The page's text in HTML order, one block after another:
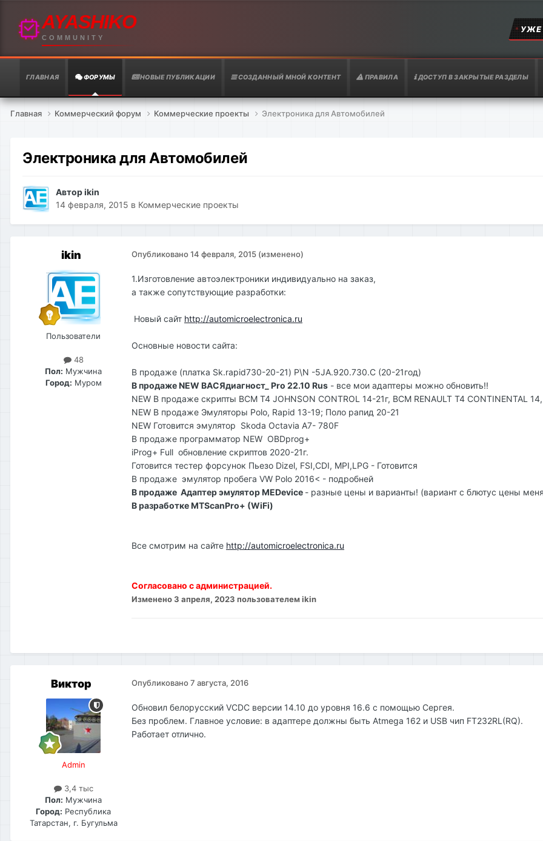
AYASHIKO
COMMUNITY
УЖЕ
ГЛАВНАЯ ФОРУМЫ НОВЫЕ ПУБЛИКАЦИИ СОЗДАННЫЙ МНОЙ КОНТЕНТ ПРАВИЛА ДОСТУП В ЗАКРЫТЫЕ РАЗДЕЛЫ
Главная Коммерческий форум Коммерческие проекты Электроника для Автомобилей
Электроника для Автомобилей
Авторikin
14 февраля, 2015 в Коммерческие проекты
ikin
Пользователи
48
Пол: Мужчина
Город: Муром
Опубликовано14 февраля, 2015 (изменено)
1.Изготовление автоэлектроники индивидуально на заказ,
а также сопутствующие разработки:
Новый сайт http://automicroelectronica.ru
Основные новости сайта:
В продаже (платка Sk.rapid730-20-21) P\N -5JA.920.730.С (20-21год)
В продаже NEW ВАСЯдиагност_ Pro 22.10 Rus - все мои адаптеры можно обновить!!
NEW В продаже скрипты ВСМ Т4 JOHNSON CONTROL 14-21г, ВСМ RENAULT Т4 CONTINENTAL
NEW В продаже Эмуляторы Polo, Rapid 13-19; Поло рапид 20-21
NEW Готовится эмулятор Skoda Octavia A7- 780F
В продаже программатор NEW OBDprog+
iProg+ Full обновление скриптов 2020-21г.
Готовится тестер форсунок Пьезо Dizel, FSI,CDI, MPI,LPG - Готовится
В продаже эмулятор пробега VW Polo 2016< - подробней
В продаже Адаптер эмулятор MEDevice - разные цены и варианты! (вариант с блютус цены
В разработке MTScanPro+ (WiFi)
Все смотрим на сайте http://automicroelectronica.ru
Согласовано с администрацией.
Изменено3 апреля, 2023 пользователем ikin
Виктор
Admin
3,4 тыс
Пол: Мужчина
Город: Республика
Татарстан, г. Бугульма
Опубликовано7 августа, 2016
Обновил белорусский VCDC версии 14.10 до уровня 16.6 с помощью Сергея.
Без проблем. Главное условие: в адаптере должны быть Atmega 162 и USB чип FT232RL(RQ).
Работает отлично.